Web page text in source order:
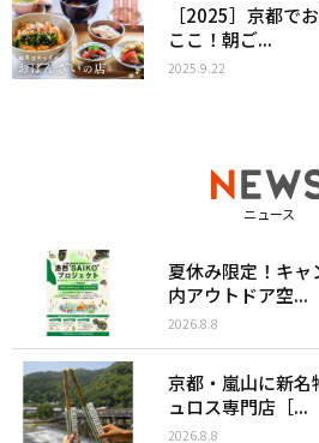
［2025］京都で
ここ！朝ご...
2025.9.22
ニュース
夏休み限定！キ
内アウトドア空...
2026.8.8
京都・嵐山に新名
ュロス専門店［...
2026.8.8